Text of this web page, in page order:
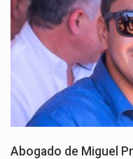
Abogado de Miguel